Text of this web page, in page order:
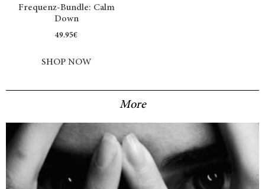
Frequenz-Bundle: Calm
Down
49.95€
SHOP NOW
More